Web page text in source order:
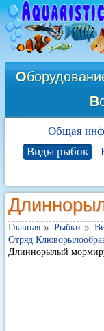
О
В
Общая
Виды рыбок
Главная Рыбки
Отряд
Длиннорылый